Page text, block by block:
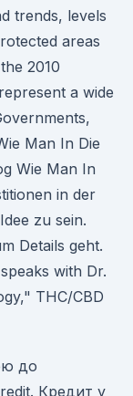
trends, levels
areas
2010
a wide
Man In Die
Wie Man In
in der
zu sein.
Details geht.
with Dr.
THC/CBD
до
Кредит у